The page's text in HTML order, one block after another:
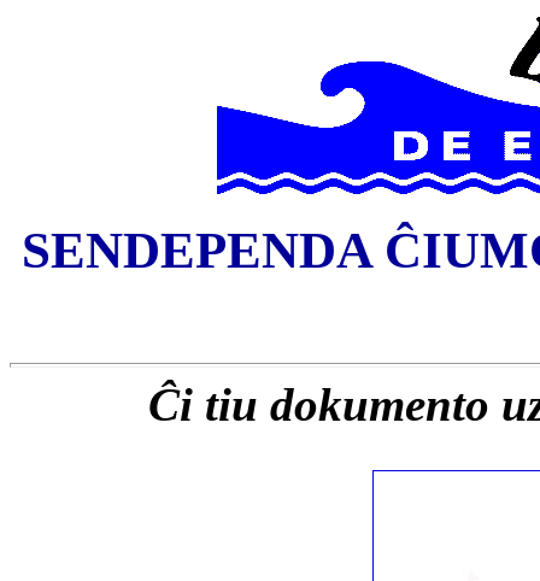
SENDEPENDA
Ĉi tiu dokumento